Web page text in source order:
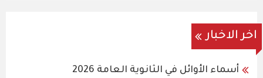
اخر الاخبار
أسماء الأوائل في الثانوية العامة 2026